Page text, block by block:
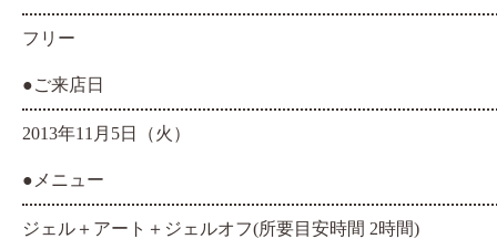
フリー
●ご来店日
2013年11月5日（火）
●メニュー
ジェル＋アート＋ジェルオフ(所要目安時間 2時間)